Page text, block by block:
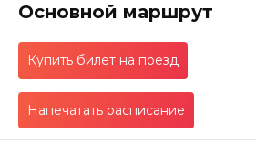
Основной маршрут
Купить билет на поезд
Напечатать расписание